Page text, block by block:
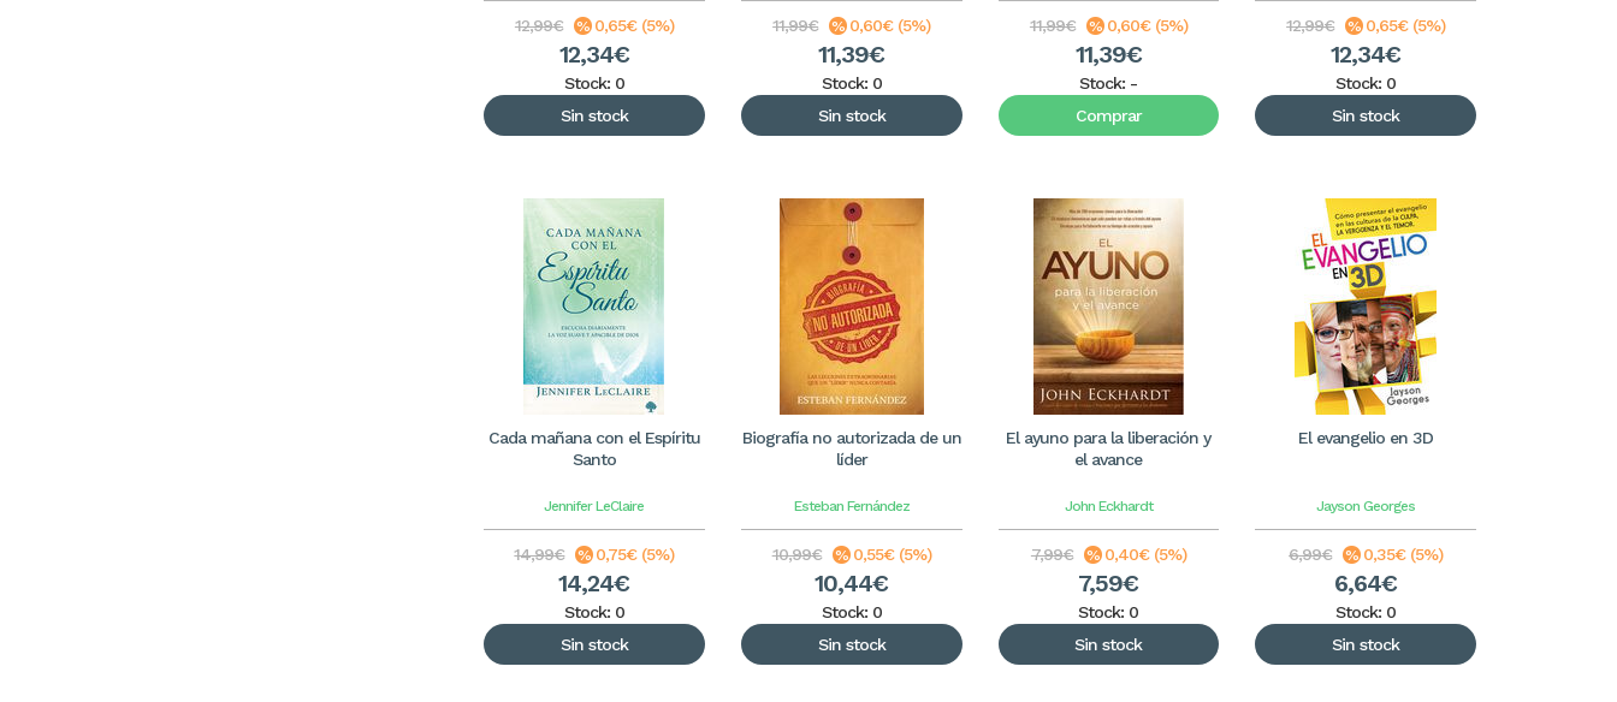
12,99€ 0,65€ (5%)
12,34€
Stock: 0
Sin stock
11,99€ 0,60€ (5%)
11,39€
Stock: 0
Sin stock
11,99€ 0,60€ (5%)
11,39€
Stock: -
Comprar
12,99€ 0,65€ (5%)
12,34€
Stock: 0
Sin stock
Cada mañana con el Espíritu
Santo
Jennifer LeClaire
14,99€ 0,75€ (5%)
14,24€
Stock: 0
Sin stock
Biografía no autorizada de un
líder
Esteban Fernández
10,99€ 0,55€ (5%)
10,44€
Stock: 0
Sin stock
El ayuno para la liberación y
el avance
John Eckhardt
7,99€ 0,40€ (5%)
7,59€
Stock: 0
Sin stock
El evangelio en 3D
Jayson Georges
6,99€ 0,35€ (5%)
6,64€
Stock: 0
Sin stock